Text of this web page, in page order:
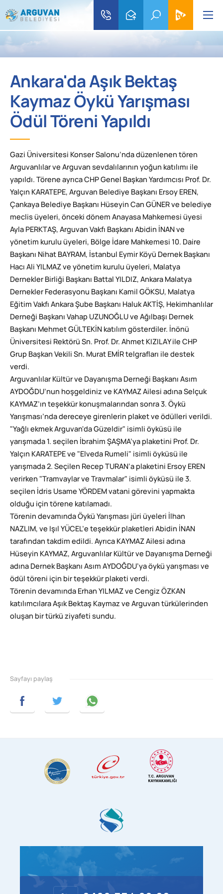
Ankara'da Aşık Bektaş
Kaymaz Öykü Yarışması
Ödül Töreni Yapıldı
Gazi Üniversitesi Konser Salonu’nda düzenlenen tören
Arguvanlılar ve Arguvan sevdalılarının yoğun katılımı ile
yapıldı. Törene ayrıca CHP Genel Başkan Yardımcısı Prof. Dr.
Yalçın KARATEPE, Arguvan Belediye Başkanı Ersoy EREN,
Çankaya Belediye Başkanı Hüseyin Can GÜNER ve belediye
meclis üyeleri, önceki dönem Anayasa Mahkemesi üyesi
Ayla PERKTAŞ, Arguvan Vakfı Başkanı Abidin İNAN ve
yönetim kurulu üyeleri, Bölge İdare Mahkemesi 10. Daire
Başkanı Nihat BAYRAM, İstanbul Eymir Köyü Dernek Başkanı
Hacı Ali YILMAZ ve yönetim kurulu üyeleri, Malatya
Dernekler Birliği Başkanı Battal YILDIZ, Ankara Malatya
Dernekler Federasyonu Başkanı Kamil GÖKSU, Malatya
Eğitim Vakfı Ankara Şube Başkanı Haluk AKTİŞ, Hekimhanlılar
Derneği Başkanı Vahap UZUNOĞLU ve Ağılbaşı Dernek
Başkanı Mehmet GÜLTEKİN katılım gösterdiler. İnönü
Üniversitesi Rektörü Sn. Prof. Dr. Ahmet KIZILAY ile CHP
Grup Başkan Vekili Sn. Murat EMİR telgrafları ile destek
verdi.
Arguvanlılar Kültür ve Dayanışma Derneği Başkanı Asım
AYDOĞDU’nun hoşgeldiniz ve KAYMAZ Ailesi adına Selçuk
KAYMAZ’ın teşekkür konuşmalarından sonra 3. Öykü
Yarışması’nda dereceye girenlerin plaket ve ödülleri verildi.
"Yağlı ekmek Arguvan'da Güzeldir" isimli öyküsü ile
yarışmada 1. seçilen İbrahim ŞAŞMA’ya plaketini Prof. Dr.
Yalçın KARATEPE ve "Elveda Rumeli" isimli öyküsü ile
yarışmada 2. Seçilen Recep TURAN’a plaketini Ersoy EREN
verirken "Tramvaylar ve Travmalar" isimli öyküsü ile 3.
seçilen İdris Usame YÖRDEM vatani görevini yapmakta
olduğu için törene katılamadı.
Törenin devamında Öykü Yarışması jüri üyeleri İlhan
NAZLIM, ve Işıl YÜCEL’e teşekkür plaketleri Abidin İNAN
tarafından takdim edildi. Ayrıca KAYMAZ Ailesi adına
Hüseyin KAYMAZ, Arguvanlılar Kültür ve Dayanışma Derneği
adına Dernek Başkanı Asım AYDOĞDU’ya öykü yarışması ve
ödül töreni için bir teşekkür plaketi verdi.
Törenin devamında Erhan YILMAZ ve Cengiz ÖZKAN
katılımcılara Aşık Bektaş Kaymaz ve Arguvan türkülerinden
oluşan bir türkü ziyafeti sundu.
Sayfayı paylaş